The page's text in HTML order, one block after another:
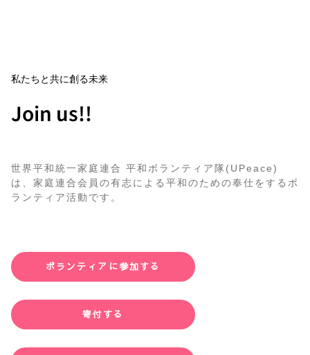
私たちと共に創る未来
Join us!!
世界平和統一家庭連合 平和ボランティア隊(UPeace)
は、家庭連合会員の有志による平和のための奉仕をするボ
ランティア活動です。
ボランティアに参加する
寄付する